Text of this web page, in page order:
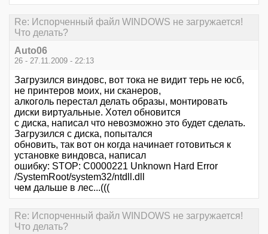
Re: Испорченный файл WINDOWS не загружается!
Что делать?
Auto06
26 - 27.11.2009 - 22:13
Загрузился виндовс, вот тока не видит терь не юсб,
не принтеров моих, ни сканеров,
алкоголь перестал делать образы, монтировать
диски виртуальные. Хотел обновится
с диска, написал что невозможно это будет сделать.
Загрузился с диска, попытался
обновить, так вот он когда начинает готовиться к
установке виндовса, написал
ошибку: STOP: C0000221 Unknown Hard Error
/SystemRoot/system32/ntdll.dll
чем дальше в лес...(((
Re: Испорченный файл WINDOWS не загружается!
Что делать?